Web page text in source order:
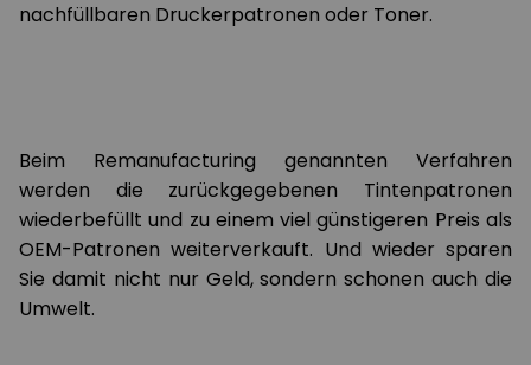
nachfüllbaren Druckerpatronen oder Toner.
Beim Remanufacturing genannten Verfahren
werden die zurückgegebenen Tintenpatronen
wiederbefüllt und zu einem viel günstigeren Preis als
OEM-Patronen weiterverkauft. Und wieder sparen
Sie damit nicht nur Geld, sondern schonen auch die
Umwelt.